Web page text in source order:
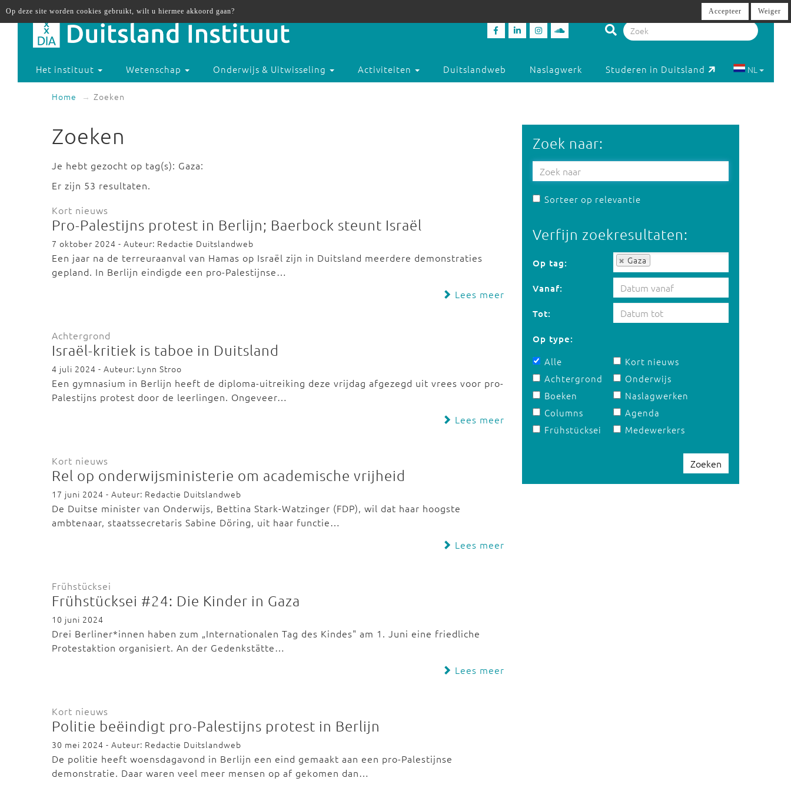
Het instituut Wetenschap Onderwijs & Uitwisseling Activiteiten Duitslandweb Naslagwerk Studeren in Duitsland NL
Home Zoeken
Zoeken
Je hebt gezocht op tag(s): Gaza:
Er zijn 53 resultaten.
Kort nieuws
Pro-Palestijns protest in Berlijn; Baerbock steunt Israël
7 oktober 2024 - Auteur: Redactie Duitslandweb
Een jaar na de terreuraanval van Hamas op Israël zijn in Duitsland meerdere demonstraties
gepland. In Berlijn eindigde een pro-Palestijnse…
Lees meer
Achtergrond
Israël-kritiek is taboe in Duitsland
4 juli 2024 - Auteur: Lynn Stroo
Een gymnasium in Berlijn heeft de diploma-uitreiking deze vrijdag afgezegd uit vrees voor pro-
Palestijns protest door de leerlingen. Ongeveer…
Lees meer
Kort nieuws
Rel op onderwijsministerie om academische vrijheid
17 juni 2024 - Auteur: Redactie Duitslandweb
De Duitse minister van Onderwijs, Bettina Stark-Watzinger (FDP), wil dat haar hoogste
ambtenaar, staatssecretaris Sabine Döring, uit haar functie…
Lees meer
Frühstücksei
Frühstücksei #24: Die Kinder in Gaza
10 juni 2024
Drei Berliner*innen haben zum „Internationalen Tag des Kindes" am 1. Juni eine friedliche
Protestaktion organisiert. An der Gedenkstätte…
Lees meer
Kort nieuws
Politie beëindigt pro-Palestijns protest in Berlijn
30 mei 2024 - Auteur: Redactie Duitslandweb
De politie heeft woensdagavond in Berlijn een eind gemaakt aan een pro-Palestijnse
demonstratie. Daar waren veel meer mensen op af gekomen dan…
Zoek naar:
Sorteer op relevantie
Verfijn zoekresultaten:
Op tag: Gaza
Op tag:
Vanaf:
Tot:
Op type:
Alle
Achtergrond
Boeken
Columns
Frühstücksei
Kort nieuws
Onderwijs
Naslagwerken
Agenda
Medewerkers
Zoeken
Op deze site worden cookies gebruikt, wilt u hiermee akkoord gaan? Accepteer Weiger